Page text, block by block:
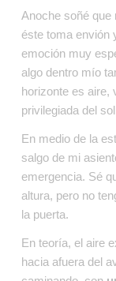
Anoche soñé que
éste toma envión
emoción muy
algo dentro mío
horizonte es aire,
privilegiada del
En medio de la
salgo de mi
emergencia. Sé
altura, pero no
la puerta.
En teoría, el aire
hacia afuera del